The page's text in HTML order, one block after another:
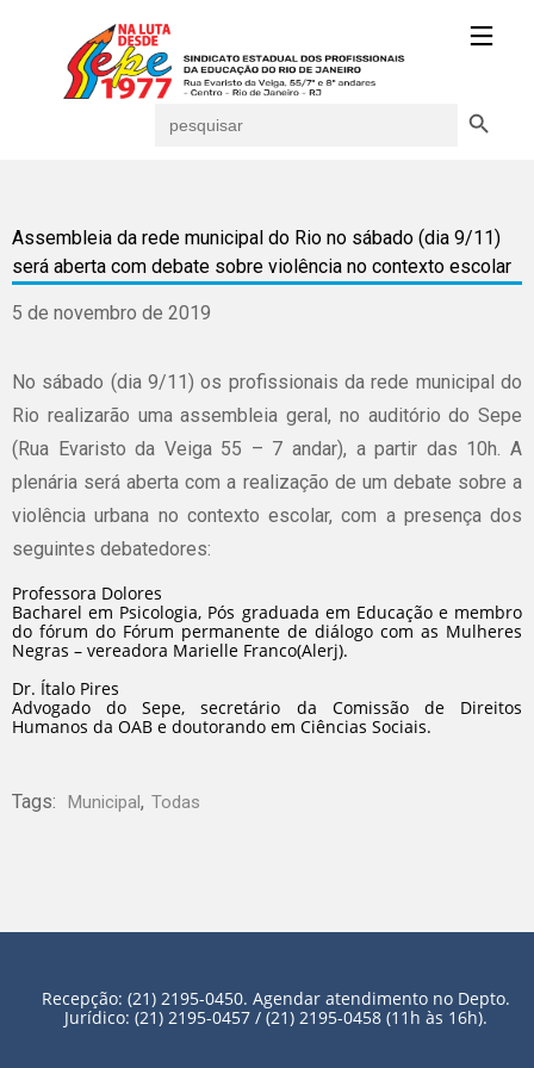
for:
Assembleia da rede municipal do Rio no sábado (dia 9/11)
será aberta com debate sobre violência no contexto escolar
5 de novembro de 2019
No sábado (dia 9/11) os profissionais da rede municipal do
Rio realizarão uma assembleia geral, no auditório do Sepe
(Rua Evaristo da Veiga 55 – 7 andar), a partir das 10h. A
plenária será aberta com a realização de um debate sobre a
violência urbana no contexto escolar, com a presença dos
seguintes debatedores:
Professora Dolores
Bacharel em Psicologia, Pós graduada em Educação e membro
do fórum do Fórum permanente de diálogo com as Mulheres
Negras – vereadora Marielle Franco(Alerj).
Dr. Ítalo Pires
Advogado do Sepe, secretário da Comissão de Direitos
Humanos da OAB e doutorando em Ciências Sociais.
Tags: Municipal, Todas
Recepção: (21) 2195-0450. Agendar atendimento no Depto.
Jurídico: (21) 2195-0457 / (21) 2195-0458 (11h às 16h).